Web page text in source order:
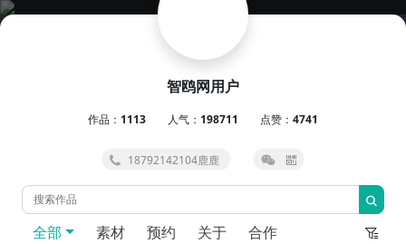
智鸥网用户
作品： 1113 人气： 198711 点赞： 4741
18792142104鹿鹿
全部 素材 预约 关于 合作